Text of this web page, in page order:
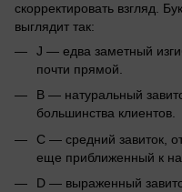
скорректировать взгляд.
выглядит так:
J — едва заметный
почти прямой.
B — натуральный
большинства клиентов.
C — средний завиток,
еще приближенный к
D — выраженный